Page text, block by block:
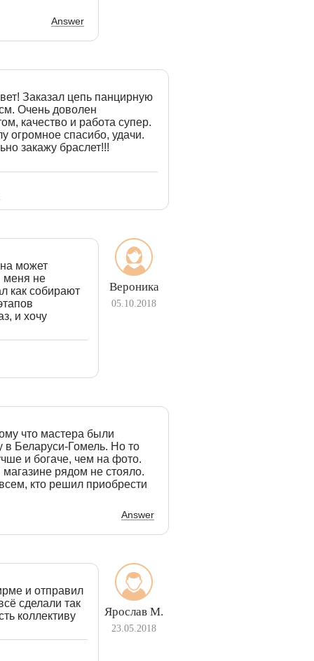
Answer
Заказал цепь панцирную
Очень доволен
качество и работа супер.
огромное спасибо, удачи.
закажу браслет!!!
Вероника
05.10.2018
может
меня не
как собирают
и хочу
что мастера были
в Беларуси-Гомель. Но то
и богаче, чем на фото.
рядом не стояло.
кто решил приобрести
Answer
Ярослав М.
23.05.2018
и отправил
сделали так
коллективу